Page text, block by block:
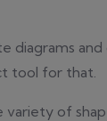
diagrams
tool for that.
of